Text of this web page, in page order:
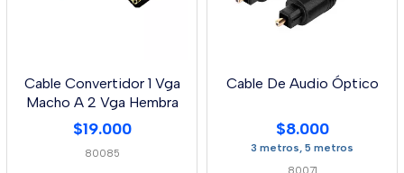
Cable Convertidor 1 Vga
Macho A 2 Vga Hembra
$19.000
80085
Cable De Audio Óptico
$8.000
3 metros, 5 metros